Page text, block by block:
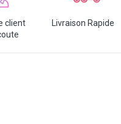
client
Livraison Rapide